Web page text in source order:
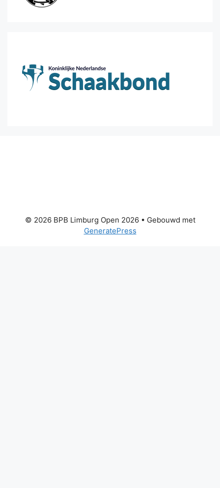
© 2026 BPB Limburg Open 2026• Gebouwd met
GeneratePress